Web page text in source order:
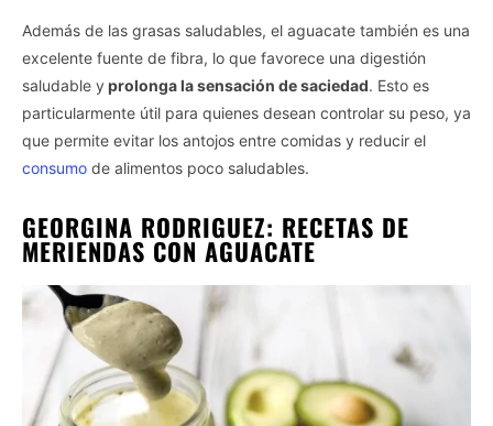
Además de las grasas saludables, el aguacate también es una
excelente fuente de fibra, lo que favorece una digestión
saludable y prolonga la sensación de saciedad. Esto es
particularmente útil para quienes desean controlar su peso, ya
que permite evitar los antojos entre comidas y reducir el
consumo de alimentos poco saludables.
GEORGINA RODRIGUEZ: RECETAS DE
MERIENDAS CON AGUACATE